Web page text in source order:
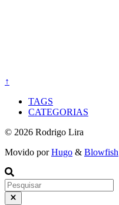
↑
TAGS
CATEGORIAS
© 2026 Rodrigo Lira
Movido porHugo & Blowfish